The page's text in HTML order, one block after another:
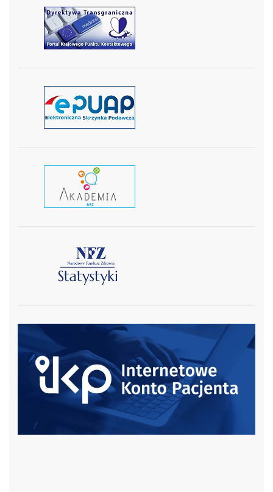
czytaj więcej
czytaj więcej
czytaj więcej
czytaj więcej